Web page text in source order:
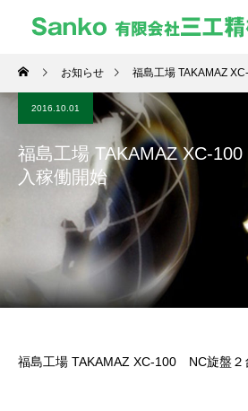
お知らせ 福島工場 TAKAMAZ XC-
2016.10.01
福島工場 TAKAMAZ XC-
入稼働開始
福島工場 TAKAMAZ XC-100 NC旋盤２